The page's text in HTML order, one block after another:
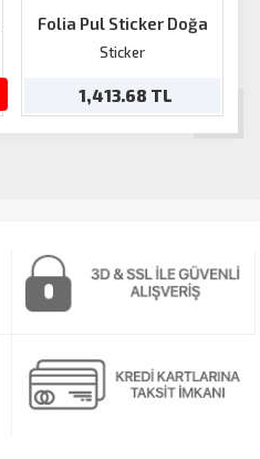
Folia Pul Sticker Doğa
Sticker
1,413.68 TL